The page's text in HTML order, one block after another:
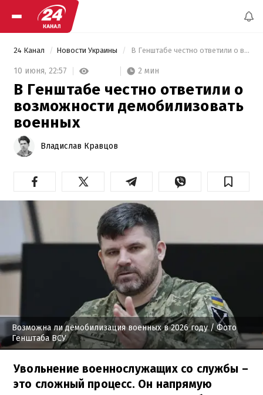
24 Канал Новости Украины В Генштабе честно ответили о возможности демобилизовать военных
10 июня, 22:57 2 мин
В Генштабе честно ответили о
возможности демобилизовать
военных
Владислав Кравцов
Возможна ли демобилизация военных в 2026 году/ Фото
Генштаба ВСУ
Увольнение военнослужащих со службы –
это сложный процесс. Он напрямую